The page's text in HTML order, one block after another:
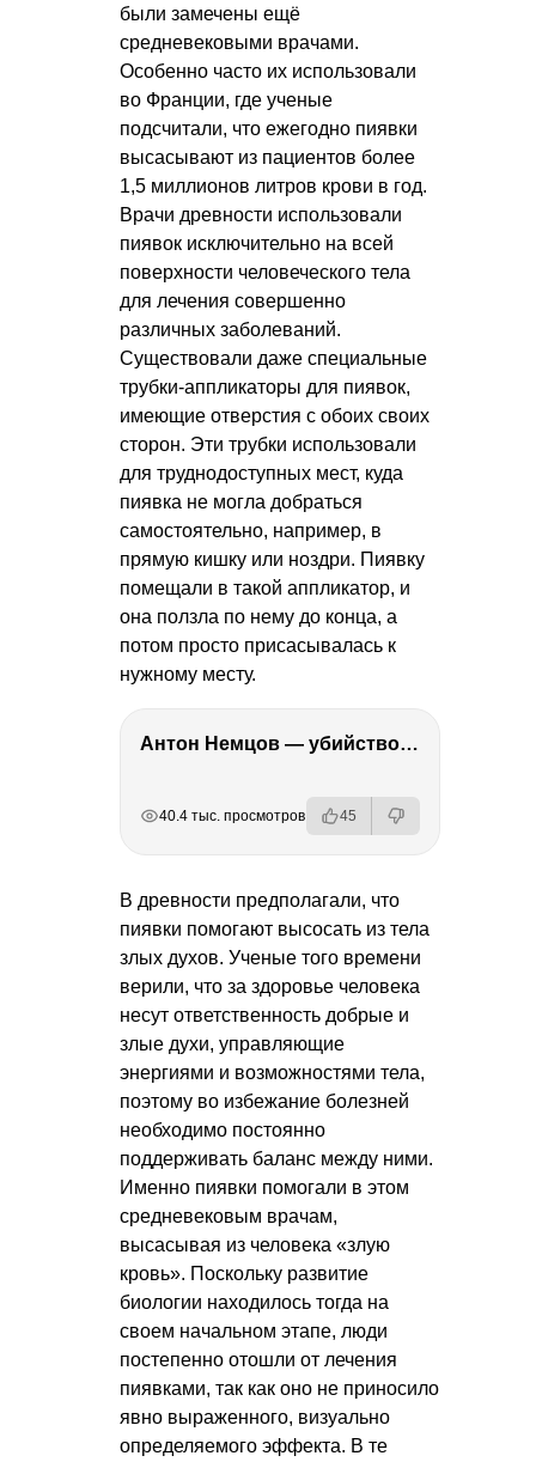
были замечены ещё
средневековыми врачами.
Особенно часто их использовали
во Франции, где ученые
подсчитали, что ежегодно пиявки
высасывают из пациентов более
1,5 миллионов литров крови в год.
Врачи древности использовали
пиявок исключительно на всей
поверхности человеческого тела
для лечения совершенно
различных заболеваний.
Существовали даже специальные
трубки-аппликаторы для пиявок,
имеющие отверстия с обоих своих
сторон. Эти трубки использовали
для труднодоступных мест, куда
пиявка не могла добраться
самостоятельно, например, в
прямую кишку или ноздри. Пиявку
помещали в такой аппликатор, и
она ползла по нему до конца, а
потом просто присасывалась к
нужному месту.
Антон Немцов — убийство Бориса Немцова, переезд в Дубай, семья и политика
40.4 тыс. просмотров 45
В древности предполагали, что
пиявки помогают высосать из тела
злых духов. Ученые того времени
верили, что за здоровье человека
несут ответственность добрые и
злые духи, управляющие
энергиями и возможностями тела,
поэтому во избежание болезней
необходимо постоянно
поддерживать баланс между ними.
Именно пиявки помогали в этом
средневековым врачам,
высасывая из человека «злую
кровь». Поскольку развитие
биологии находилось тогда на
своем начальном этапе, люди
постепенно отошли от лечения
пиявками, так как оно не приносило
явно выраженного, визуально
определяемого эффекта. В те